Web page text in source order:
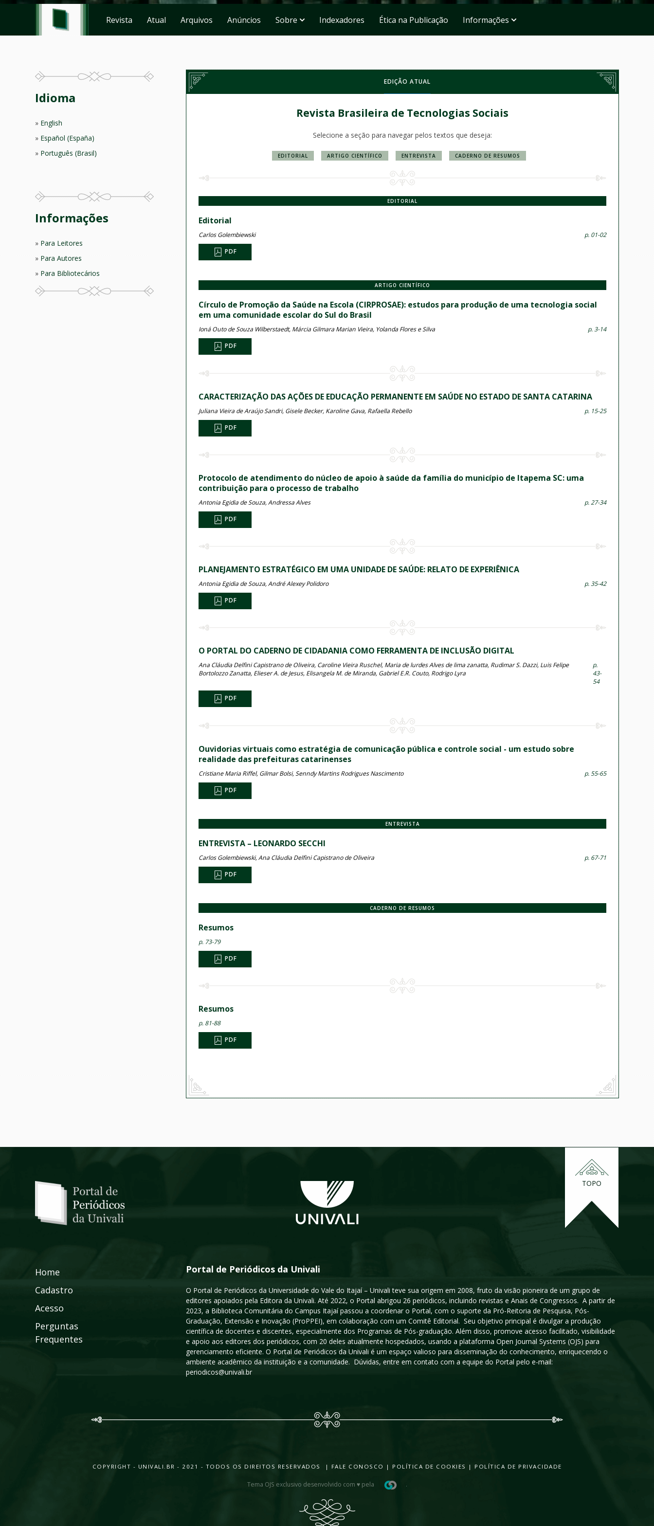
Revista Atual Arquivos Anúncios Sobre Indexadores Ética na Publicação Informações
EDIÇÃO ATUAL
Revista Brasileira de Tecnologias Sociais
Selecione a seção para navegar pelos textos que deseja:
EDITORIAL ARTIGO CIENTÍFICO ENTREVISTA CADERNO DE RESUMOS
EDITORIAL
Editorial
Carlos Golembiewski p. 01-02
PDF
ARTIGO CIENTÍFICO
Círculo de Promoção da Saúde na Escola (CIRPROSAE): estudos para produção de uma tecnologia social
em uma comunidade escolar do Sul do Brasil
Ioná Outo de Souza Wilberstaedt, Márcia Gilmara Marian Vieira, Yolanda Flores e Silva p. 3-14
PDF
CARACTERIZAÇÃO DAS AÇÕES DE EDUCAÇÃO PERMANENTE EM SAÚDE NO ESTADO DE SANTA CATARINA
Juliana Vieira de Araújo Sandri, Gisele Becker, Karoline Gava, Rafaella Rebello p. 15-25
PDF
Protocolo de atendimento do núcleo de apoio à saúde da família do município de Itapema SC: uma
contribuição para o processo de trabalho
Antonia Egidia de Souza, Andressa Alves p. 27-34
PDF
PLANEJAMENTO ESTRATÉGICO EM UMA UNIDADE DE SAÚDE: RELATO DE EXPERIÊNICA
Antonia Egidia de Souza, André Alexey Polidoro p. 35-42
PDF
O PORTAL DO CADERNO DE CIDADANIA COMO FERRAMENTA DE INCLUSÃO DIGITAL
Ana Cláudia Delfini Capistrano de Oliveira, Caroline Vieira Ruschel, Maria de lurdes Alves de lima zanatta, Rudimar S. Dazzi, Luis Felipe
Bortolozzo Zanatta, Elieser A. de Jesus, Elisangela M. de Miranda, Gabriel E.R. Couto, Rodrigo Lyra
p.
43-
54
PDF
Ouvidorias virtuais como estratégia de comunicação pública e controle social - um estudo sobre
realidade das prefeituras catarinenses
Cristiane Maria Riffel, Gilmar Bolsi, Senndy Martins Rodrigues Nascimento p. 55-65
PDF
ENTREVISTA
ENTREVISTA – LEONARDO SECCHI
Carlos Golembiewski, Ana Cláudia Delfini Capistrano de Oliveira p. 67-71
PDF
CADERNO DE RESUMOS
Resumos
p. 73-79
PDF
Resumos
p. 81-88
PDF
Idioma
English
Español (España)
Português (Brasil)
Informações
Para Leitores
Para Autores
Para Bibliotecários
TOPO
Home
Cadastro
Acesso
Perguntas
Frequentes
Portal de Periódicos da Univali
O Portal de Periódicos da Universidade do Vale do Itajaí – Univali teve sua origem em 2008, fruto da visão pioneira de um grupo de
editores apoiados pela Editora da Univali. Até 2022, o Portal abrigou 26 periódicos, incluindo revistas e Anais de Congressos. A partir de
2023, a Biblioteca Comunitária do Campus Itajaí passou a coordenar o Portal, com o suporte da Pró-Reitoria de Pesquisa, Pós-
Graduação, Extensão e Inovação (ProPPEI), em colaboração com um Comitê Editorial. Seu objetivo principal é divulgar a produção
científica de docentes e discentes, especialmente dos Programas de Pós-graduação. Além disso, promove acesso facilitado, visibilidade
e apoio aos editores dos periódicos, com 20 deles atualmente hospedados, usando a plataforma Open Journal Systems (OJS) para
gerenciamento eficiente. O Portal de Periódicos da Univali é um espaço valioso para disseminação do conhecimento, enriquecendo o
ambiente acadêmico da instituição e a comunidade. Dúvidas, entre em contato com a equipe do Portal pelo e-mail:
periodicos@univali.br
COPYRIGHT - UNIVALI.BR - 2021 - TODOS OS DIREITOS RESERVADOS | FALE CONOSCO | POLÍTICA DE COOKIES | POLÍTICA DE PRIVACIDADE
Tema OJS exclusivo desenvolvido com ♥ pela .